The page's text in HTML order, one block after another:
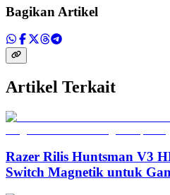
Bagikan Artikel
Artikel Terkait
Razer Rilis Huntsman V3
Switch Magnetik untuk